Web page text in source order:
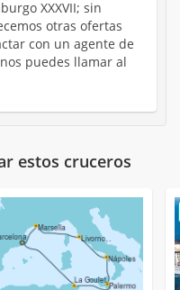
XXXVII; sin
otras ofertas
con un agente de
puedes llamar al
estos cruceros